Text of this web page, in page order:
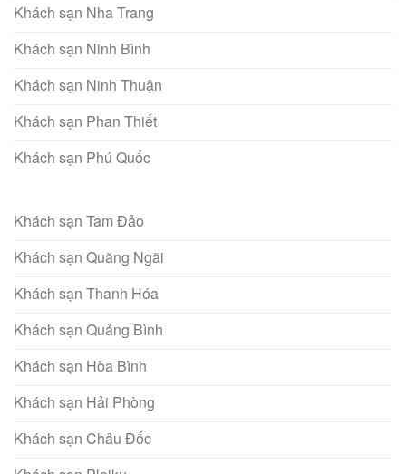
Khách sạn Nha Trang
Khách sạn Ninh Bình
Khách sạn Ninh Thuận
Khách sạn Phan Thiết
Khách sạn Phú Quốc
Khách sạn Tam Đảo
Khách sạn Quãng Ngãi
Khách sạn Thanh Hóa
Khách sạn Quảng Bình
Khách sạn Hòa Bình
Khách sạn Hải Phòng
Khách sạn Châu Đốc